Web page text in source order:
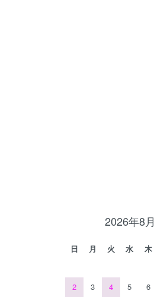
2026年8月
日 月 火 水 木
2
3 4 5 6